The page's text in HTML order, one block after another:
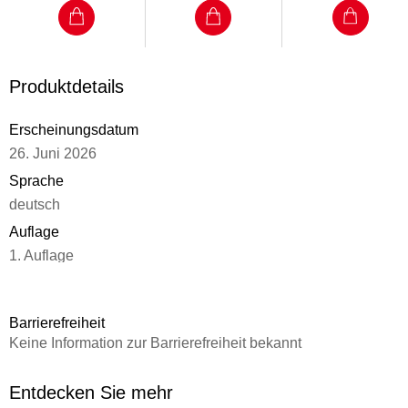
Weltraum!
Produktdetails
Erscheinungsdatum
26. Juni 2026
Sprache
deutsch
Auflage
1. Auflage
Altersempfehlung
Reihe
Barrierefreiheit
Keine Information zur Barrierefreiheit bekannt
Entdecken Sie mehr